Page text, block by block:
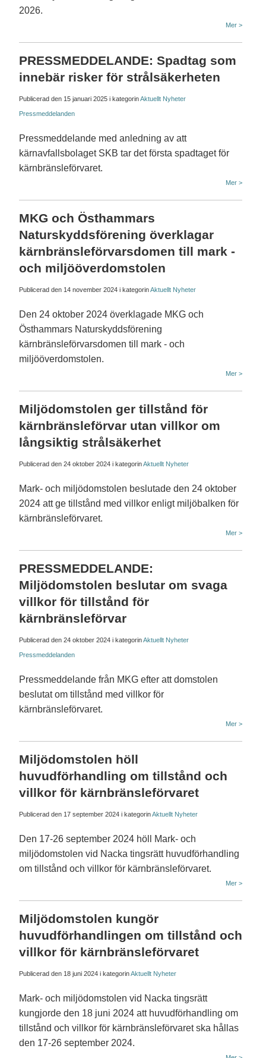
2026.
Mer >
PRESSMEDDELANDE: Spadtag som
innebär risker för strålsäkerheten
Publicerad den 15 januari 2025 i kategorinAktuellt Nyheter
Pressmeddelanden
Pressmeddelande med anledning av att
kärnavfallsbolaget SKB tar det första spadtaget för
kärnbränsleförvaret.
Mer >
MKG och Östhammars
Naturskyddsförening överklagar
kärnbränsleförvarsdomen till mark -
och miljööverdomstolen
Publicerad den 14 november 2024 i kategorinAktuellt Nyheter
Den 24 oktober 2024 överklagade MKG och
Östhammars Naturskyddsförening
kärnbränsleförvarsdomen till mark - och
miljööverdomstolen.
Mer >
Miljödomstolen ger tillstånd för
kärnbränsleförvar utan villkor om
långsiktig strålsäkerhet
Publicerad den 24 oktober 2024 i kategorinAktuellt Nyheter
Mark- och miljödomstolen beslutade den 24 oktober
2024 att ge tillstånd med villkor enligt miljöbalken för
kärnbränsleförvaret.
Mer >
PRESSMEDDELANDE:
Miljödomstolen beslutar om svaga
villkor för tillstånd för
kärnbränsleförvar
Publicerad den 24 oktober 2024 i kategorinAktuellt Nyheter
Pressmeddelanden
Pressmeddelande från MKG efter att domstolen
beslutat om tillstånd med villkor för
kärnbränsleförvaret.
Mer >
Miljödomstolen höll
huvudförhandling om tillstånd och
villkor för kärnbränsleförvaret
Publicerad den 17 september 2024 i kategorinAktuellt Nyheter
Den 17-26 september 2024 höll Mark- och
miljödomstolen vid Nacka tingsrätt huvudförhandling
om tillstånd och villkor för kärnbränsleförvaret.
Mer >
Miljödomstolen kungör
huvudförhandlingen om tillstånd och
villkor för kärnbränsleförvaret
Publicerad den 18 juni 2024 i kategorinAktuellt Nyheter
Mark- och miljödomstolen vid Nacka tingsrätt
kungjorde den 18 juni 2024 att huvudförhandling om
tillstånd och villkor för kärnbränsleförvaret ska hållas
den 17-26 september 2024.